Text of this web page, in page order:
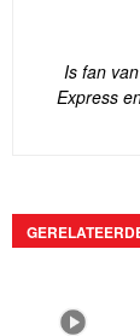
Is fan
Express